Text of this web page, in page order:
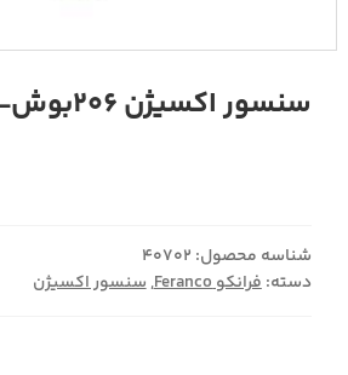
سنسور اکسیژن 206بوش- یلکن
شناسه محصول: 40702
دسته:فرانکو Feranco ,سنسور اکسیژن